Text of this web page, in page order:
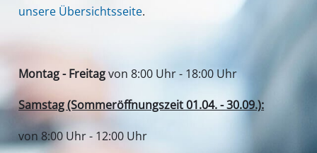
unsere Übersichtsseite.
Montag - Freitagvon 8:00 Uhr - 18:00 Uhr
Samstag (Sommeröffnungszeit 01.04. - 30.09.):
von 8:00 Uhr - 12:00 Uhr